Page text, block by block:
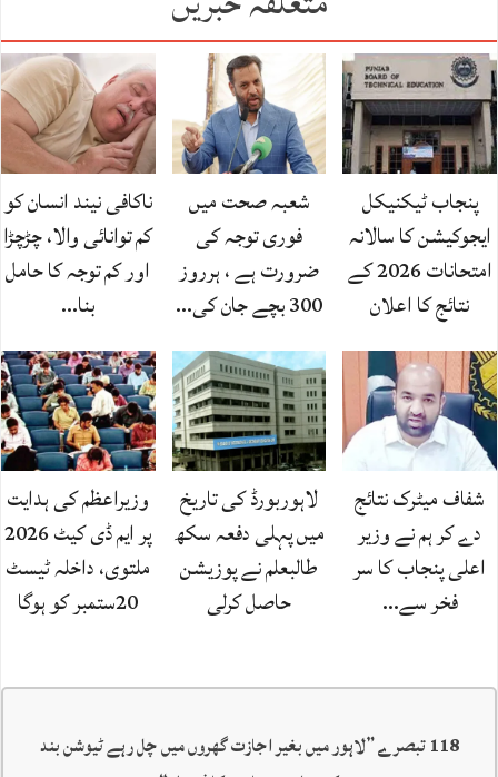
پنجاب ٹیکنیکل
ایجوکیشن کا سالانہ
امتحانات 2026 کے
نتائج کا اعلان
شعبہ صحت میں
فوری توجہ کی
ضرورت ہے ، ہرروز
300 بچے جان کی…
ناکافی نیند انسان کو
کم توانائی والا، چڑچڑا
اور کم توجہ کا حامل
بنا…
شفاف میٹرک نتائج
دے کر ہم نے وزیر
اعلی پنجاب کا سر
فخر سے…
لاہوربورڈ کی تاریخ
میں پہلی دفعہ سکھ
طالبعلم نے پوزیشن
حاصل کرلی
وزیراعظم کی ہدایت
پر ایم ڈی کیٹ 2026
ملتوی، داخلہ ٹیسٹ
20ستمبر کو ہوگا
118 تبصرے ”
لاہور میں بغیر اجازت گھروں میں چل رہے ٹیوشن بند